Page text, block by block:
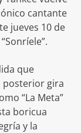
cantante
jueves 10 de
que
posterior gira
“La Meta”
boricua
y la